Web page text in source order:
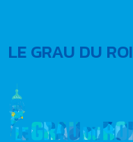
LE GRAU DU ROI